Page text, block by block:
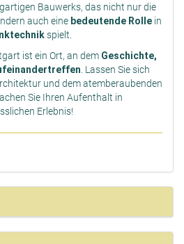
Bauwerks, das nicht nur die
auch eine bedeutende Rolle in
spielt.
ist ein Ort, an dem Geschichte,
. Lassen Sie sich
und dem atemberaubenden
Sie Ihren Aufenthalt in
Erlebnis!